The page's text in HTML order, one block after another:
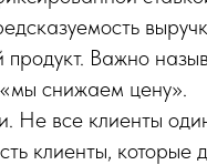
Важно
снижаем цену».
Не все клиенты
клиенты, которые